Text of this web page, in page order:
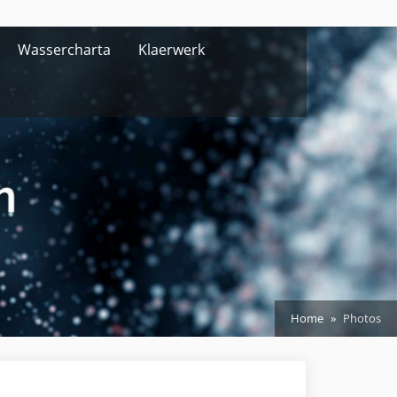
Wassercharta Klaerwerk
Home Photos